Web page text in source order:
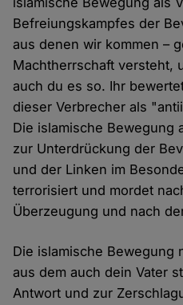
Befreiungskampfes der
aus denen wir kommen –
Machtherrschaft versteht,
auch du es so. Ihr
dieser Verbrecher als
Die islamische Bewegung
zur Unterdrückung der
und der Linken im
terrorisiert und mordet
Überzeugung und nach
Die islamische Bewegung
aus dem auch dein Vater
Antwort und zur